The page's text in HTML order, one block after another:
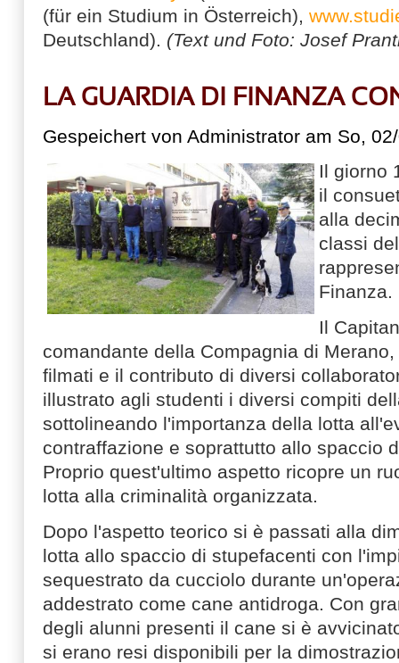
(für ein Studium in Österreich),
Deutschland). (Text und Foto: Josef
LA GUARDIA DI FINANZA
Gespeichert von Administrator am So,
Il giorno
il
alla
classi
Finanza.
Il
comandante della Compagnia di
filmati e il contributo di diversi
illustrato agli studenti i diversi compiti
sottolineando l'importanza della lotta
contraffazione e soprattutto allo spaccio
Proprio quest'ultimo aspetto ricopre un
lotta alla criminalità organizzata.
Dopo l'aspetto teorico si è passati alla
lotta allo spaccio di stupefacenti con
sequestrato da cucciolo durante
addestrato come cane antidroga. Con
degli alunni presenti il cane si è
si erano resi disponibili per la